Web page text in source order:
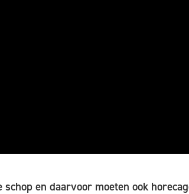
en daarvoor moeten ook